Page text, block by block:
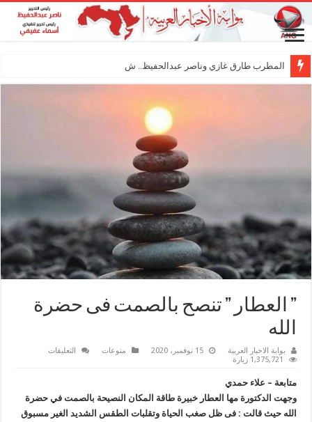
المطرب طارق غازي وناصر عبدالحفيظ.. شراكة فنية
” العطار ” تنصح بالصمت فى حضرة
الله
بوابة الاخبار العربية 15 نوفمبر، 2020 منوعات التعليقات
بالصمت
فى
حضرة
1,375,721 زيارة
متابعة – علاء حمدي
وجهت الدكتورة مها العطار خبيرة طاقة المكان النصيحة بالصمت في حضرة
الله حيث قالت : فى ظل صغب الحياة وتقلبات الطقس الشديد الغير مسبوق